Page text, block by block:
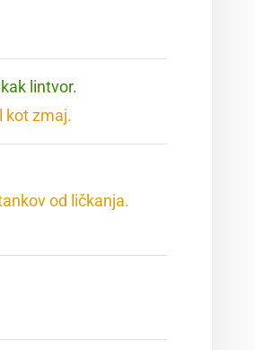
lintvor.
kot zmaj.
od ličkanja.